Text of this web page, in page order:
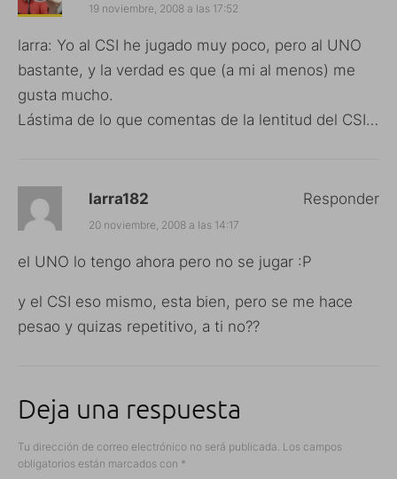
19 noviembre, 2008 a las 17:52
larra: Yo al CSI he jugado muy poco, pero al UNO
bastante, y la verdad es que (a mi al menos) me
gusta mucho.
Lástima de lo que comentas de la lentitud del CSI…
larra182
20 noviembre, 2008 a las 14:17
el UNO lo tengo ahora pero no se jugar :P
y el CSI eso mismo, esta bien, pero se me hace
pesao y quizas repetitivo, a ti no??
Responder
Deja una respuesta
Tu dirección de correo electrónico no será publicada. Los campos
obligatorios están marcados con *